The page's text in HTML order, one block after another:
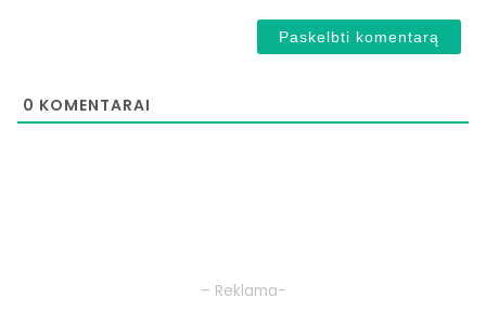
0 KOMENTARAI
– Reklama-